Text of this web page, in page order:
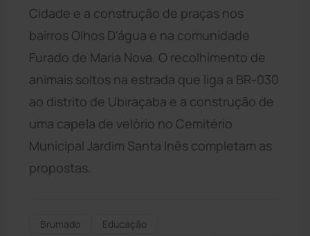
Cidade e a construção de praças nos
bairros Olhos D'água e na comunidade
Furado de Maria Nova. O recolhimento de
animais soltos na estrada que liga a BR-030
ao distrito de Ubiraçaba e a construção de
uma capela de velório no Cemitério
Municipal Jardim Santa Inês completam as
propostas.
Brumado
Educação